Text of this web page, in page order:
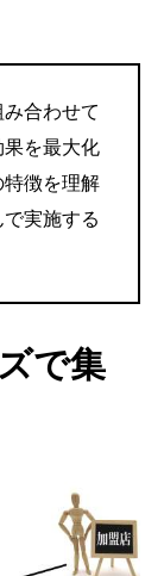
合わせて
を最大化
徴を理解
実施する
で集